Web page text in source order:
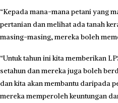
“Kepada mana-mana petani yang
pertanian dan melihat ada tanah
masing-masing, mereka boleh
“Untuk tahun ini kita memberikan
setahun dan mereka juga boleh
dan kita akan membantu daripada
mereka memperoleh keuntungan